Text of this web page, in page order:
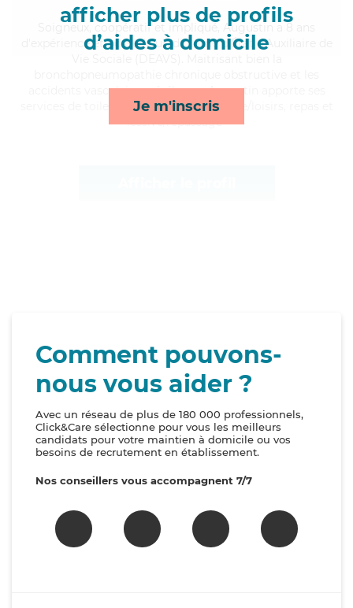
afficher plus de profils
d’aides à domicile
Je m'inscris
, coopératif et impliqué, Augustin a 8 ans
d'expérience et possède un diplôme d'État d'Auxiliaire de
accidents vasculaires cérébraux, Augustin apporte ses
services de toilette/habillage, compagnie/loisirs, repas et
lessive/repassage*
Comment pouvons-
nous vous aider ?
Avec un réseau de plus de 180 000 professionnels,
Click&Care sélectionne pour vous les meilleurs
candidats pour votre maintien à domicile ou vos
besoins de recrutement en établissement.
Nos conseillers vous accompagnent 7/7